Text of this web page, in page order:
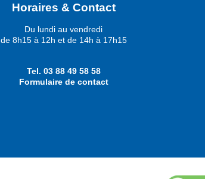
Horaires & Contact
Du lundi au vendredi
de 8h15 à 12h et de 14h à 17h15
Tel. 03 88 49 58 58
Formulaire de contact